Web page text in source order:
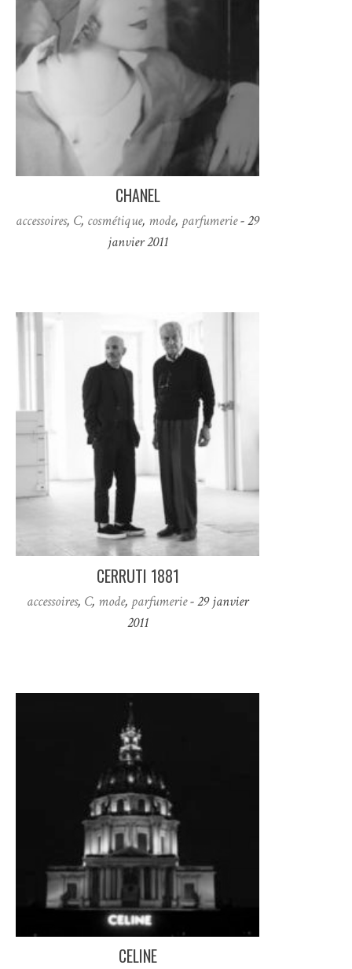
CHANEL
accessoires, C, cosmétique, mode, parfumerie- 29
janvier 2011
CERRUTI 1881
accessoires, C, mode, parfumerie- 29 janvier
2011
CELINE